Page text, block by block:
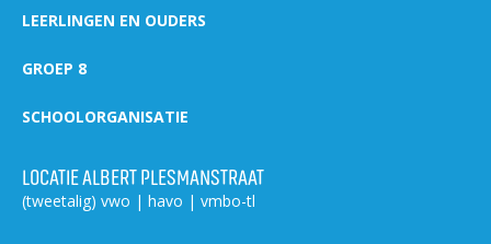
LEERLINGEN EN OUDERS
GROEP 8
SCHOOLORGANISATIE
LOCATIE ALBERT PLESMANSTRAAT
(tweetalig) vwo | havo | vmbo-tl